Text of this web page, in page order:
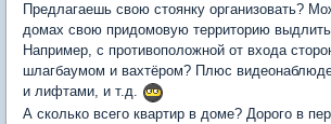
Предлагаешь свою стоянку организовать?
домах свою придомовую территорию выдлить
Например, с противоположной от входа
шлагбаумом и вахтёром? Плюс
и лифтами, и т.д.
А сколько всего квартир в доме? Дорого в